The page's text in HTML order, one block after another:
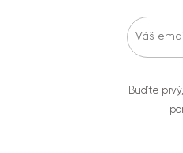
Buďte